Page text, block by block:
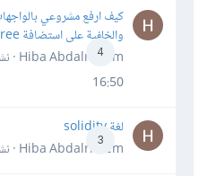
4
كيف ارفع مشروعي
والخلفية على استضافة InfinityFree؟
Hiba Abdalrheem · نشر
16:50
3
لغة solidity
Hiba Abdalrheem · نشر